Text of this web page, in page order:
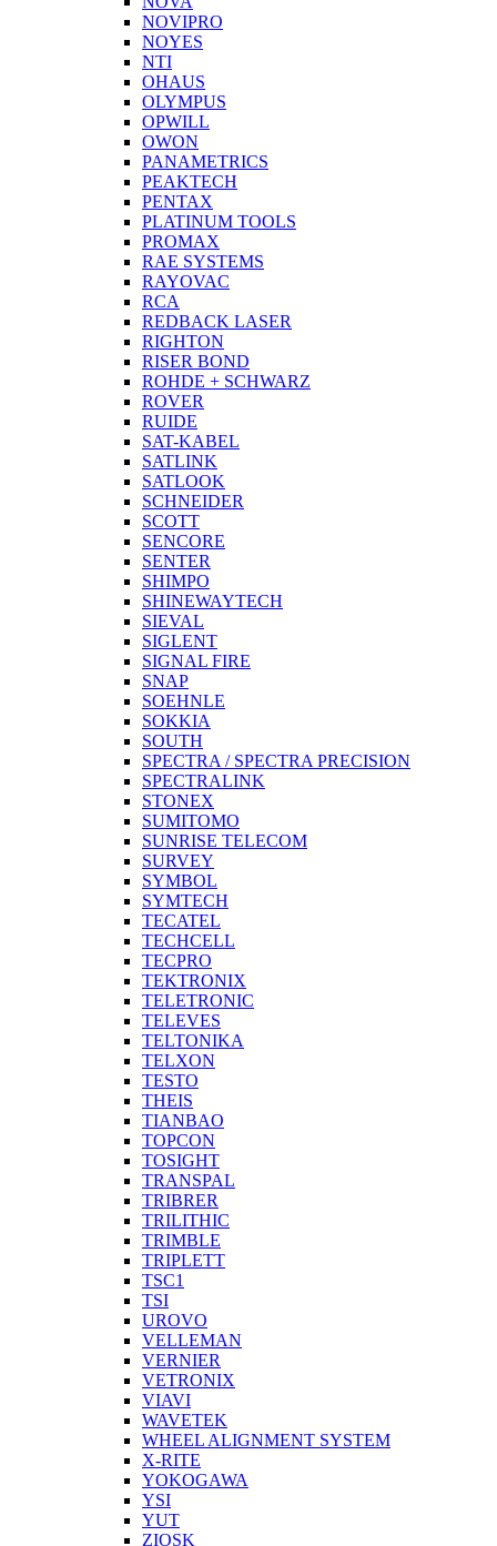
NOVIPRO
NOYES
NTI
OHAUS
OLYMPUS
OPWILL
OWON
PANAMETRICS
PEAKTECH
PENTAX
PLATINUM TOOLS
PROMAX
RAE SYSTEMS
RAYOVAC
RCA
REDBACK LASER
RIGHTON
RISER BOND
ROHDE + SCHWARZ
ROVER
RUIDE
SAT-KABEL
SATLINK
SATLOOK
SCHNEIDER
SCOTT
SENCORE
SENTER
SHIMPO
SHINEWAYTECH
SIEVAL
SIGLENT
SIGNAL FIRE
SNAP
SOEHNLE
SOKKIA
SOUTH
SPECTRA / SPECTRA PRECISION
SPECTRALINK
STONEX
SUMITOMO
SUNRISE TELECOM
SURVEY
SYMBOL
SYMTECH
TECATEL
TECHCELL
TECPRO
TEKTRONIX
TELETRONIC
TELEVES
TELTONIKA
TELXON
TESTO
THEIS
TIANBAO
TOPCON
TOSIGHT
TRANSPAL
TRIBRER
TRILITHIC
TRIMBLE
TRIPLETT
TSC1
TSI
UROVO
VELLEMAN
VERNIER
VETRONIX
VIAVI
WAVETEK
WHEEL ALIGNMENT SYSTEM
X-RITE
YOKOGAWA
YSI
YUT
ZIOSK